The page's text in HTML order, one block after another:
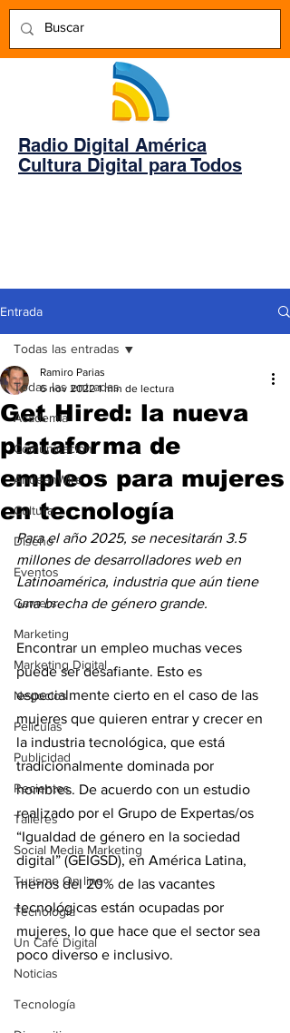
Radio Digital América
Cultura Digital para Todos
Entrada
Todas las entradas
Academia
Comunicación
AndeanWire
Cultura
Diseño
Eventos
Gamers
Marketing
Marketing Digital
Negocios
Películas
Publicidad
Recientes
Talleres
Social Media Marketing
Turismo On line
Tecnología
Un Café Digital
Noticias
Tecnología
Todas las entradas
Get Hired: la nueva
plataforma de
empleos para mujeres
en tecnología
Ramiro Parias
6 nov 2022 1 min de lectura
Para el año 2025, se necesitarán 3.5
millones de desarrolladores web en
Latinoamérica, industria que aún tiene
una brecha de género grande.
Encontrar un empleo muchas veces
puede ser desafiante. Esto es
especialmente cierto en el caso de las
mujeres que quieren entrar y crecer en
la industria tecnológica, que está
tradicionalmente dominada por
hombres. De acuerdo con un estudio
realizado por el Grupo de Expertas/os
“Igualdad de género en la sociedad
digital” (GEIGSD), en América Latina,
menos del 20% de las vacantes
tecnológicas están ocupadas por
mujeres, lo que hace que el sector sea
poco diverso e inclusivo.